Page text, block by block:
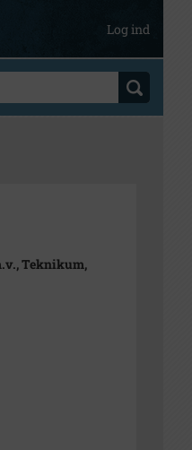
Log ind
Teknikum,